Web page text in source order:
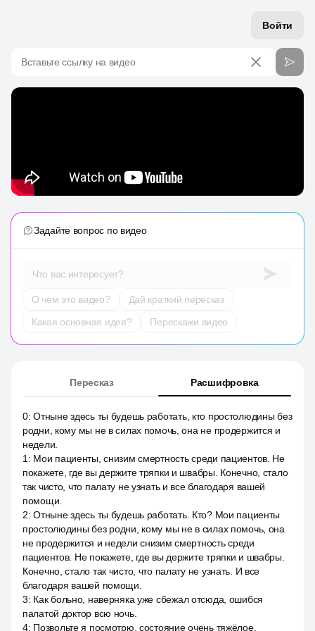
Войти
Вставьте ссылку на видео
Задайте вопрос по видео
Что вас интересует?
О чем это видео?
Дай краткий пересказ
Какая основная идея?
Перескажи видео
Пересказ Расшифровка
0:Отныне здесь ты будешь работать, кто простолюдины без
родни, кому мы не в силах помочь, она не продержится и
недели.
1 : Мои пациенты, снизим смертность среди пациентов. Не
покажете, где вы держите тряпки и швабры. Конечно, стало
так чисто, что палату не узнать и все благодаря вашей
помощи.
2:Отныне здесь ты будешь работать. Кто? Мои пациенты
простолюдины без родни, кому мы не в силах помочь, она
не продержится и недели снизим смертность среди
пациентов. Не покажете, где вы держите тряпки и швабры.
Конечно, стало так чисто, что палату не узнать. И все
благодаря вашей помощи.
3: Как больно, наверняка уже сбежал отсюда, ошибся
палатой доктор всю ночь.
4: Позвольте я посмотрю, состояние очень тяжёлое.